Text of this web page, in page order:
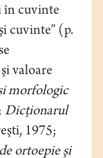
în cuvinte
cuvinte” (p.
valoare
morfologic
Dicţionarul
1975;
ortoepie şi